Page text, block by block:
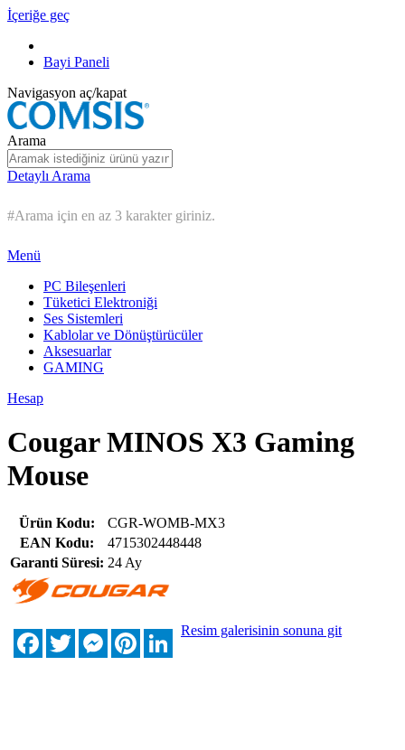
İçeriğe geç
Bayi Paneli
Navigasyon aç/kapat
Arama
Detaylı Arama
#Arama için en az 3 karakter giriniz.
Menü
PC Bileşenleri
Tüketici Elektroniği
Ses Sistemleri
Kablolar ve Dönüştürücüler
Aksesuarlar
GAMING
Hesap
Cougar MINOS X3 Gaming
Mouse
Ürün Kodu:
CGR-WOMB-MX3
EAN Kodu:
4715302448448
Garanti Süresi: 24 Ay
FacebookTwitterMessengerPinterestLinkedIn
Resim galerisinin sonuna git